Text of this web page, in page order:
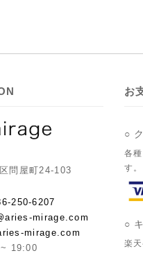
問屋町24-103
250-6207
mirage.com
mirage.com
19:00
お
○
各
す。
○
楽